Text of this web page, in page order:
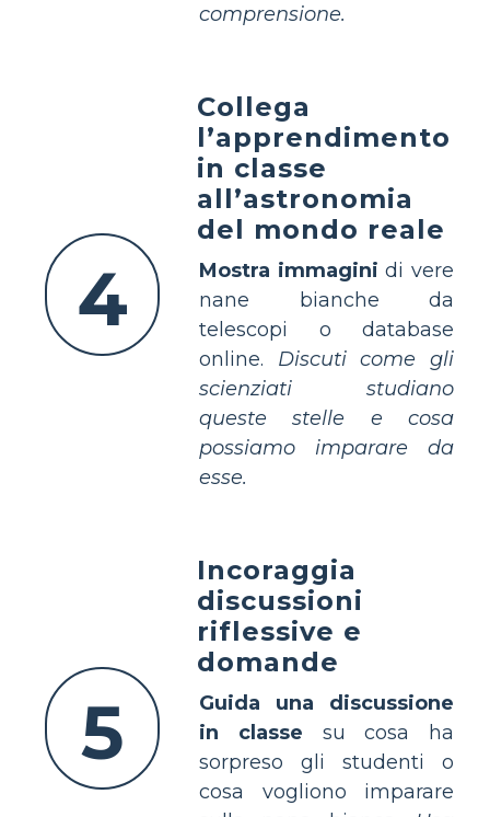
comprensione.
4
Collega
l’apprendimento
in classe
all’astronomia
del mondo reale
Mostra immagini di vere
nane bianche da
telescopi o database
online. Discuti come gli
scienziati studiano
queste stelle e cosa
possiamo imparare da
esse.
5
Incoraggia
discussioni
riflessive e
domande
Guida una discussione
in classe su cosa ha
sorpreso gli studenti o
cosa vogliono imparare